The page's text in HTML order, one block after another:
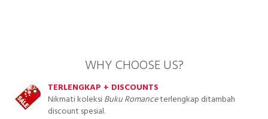
WHY CHOOSE US?
TERLENGKAP + DISCOUNTS
Nikmati koleksiBuku Romanceterlengkap ditambah
discount spesial.